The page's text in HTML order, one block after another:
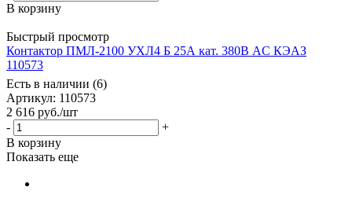
В корзину
Быстрый просмотр
Контактор ПМЛ-2100 УХЛ4 Б 25А кат. 380В AC КЭАЗ
110573
Есть в наличии (6)
Артикул: 110573
2 616 руб./шт
-
+
В корзину
Показать еще